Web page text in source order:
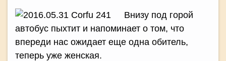
Внизу под горой
автобус пыхтит и напоминает о том, что
впереди нас ожидает еще одна обитель,
теперь уже женская.